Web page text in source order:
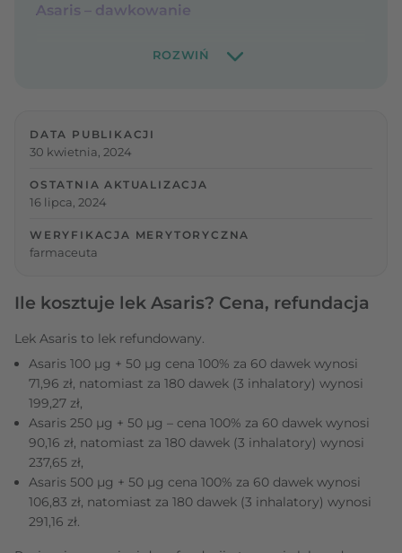
Asaris – dawkowanie
DATA PUBLIKACJI
30 kwietnia, 2024
OSTATNIA AKTUALIZACJA
16 lipca, 2024
WERYFIKACJA MERYTORYCZNA
farmaceuta
Ile kosztuje lek Asaris? Cena, refundacja
Lek Asaris to lek refundowany.
Asaris 100 μg + 50 μg cena 100% za 60 dawek wynosi
71,96 zł, natomiast za 180 dawek (3 inhalatory) wynosi
199,27 zł,
Asaris 250 μg + 50 μg – cena 100% za 60 dawek wynosi
90,16 zł, natomiast za 180 dawek (3 inhalatory) wynosi
237,65 zł,
Asaris 500 μg + 50 μg cena 100% za 60 dawek wynosi
106,83 zł, natomiast za 180 dawek (3 inhalatory) wynosi
291,16 zł.